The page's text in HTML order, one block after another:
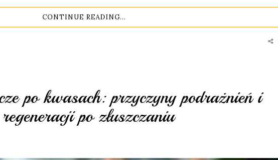
CONTINUE READING...
po kwasach: przyczyny podrażnień i
po złuszczaniu